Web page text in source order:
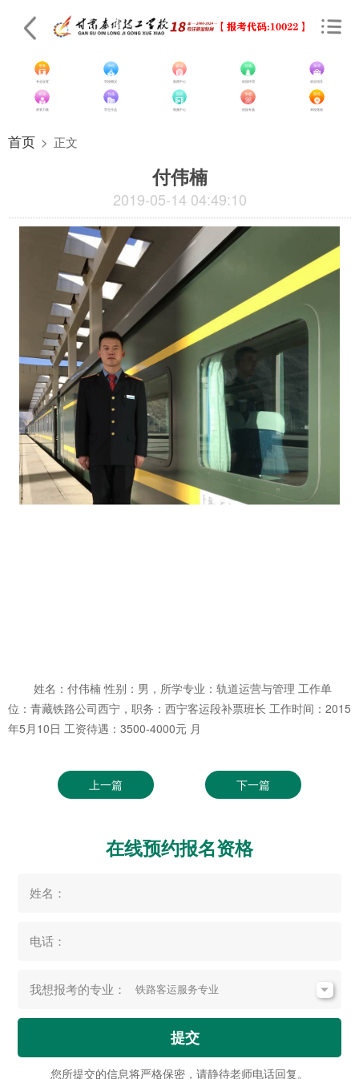
专业设置 学校概况 新闻中心 校园环境 就业指导
师资力量 学生作品 视频中心 校园专题 来校路线
首页 > 正文
付伟楠
2019-05-14 04:49:10
姓名：付伟楠 性别：男，所学专业：轨道运营与管理 工作单
位：青藏铁路公司西宁，职务：西宁客运段补票班长 工作时间：2015
年5月10日 工资待遇：3500-4000元 月
上一篇 下一篇
在线预约报名资格
姓名：
电话：
我想报考的专业：
提交
您所提交的信息将严格保密，请静待老师电话回复。